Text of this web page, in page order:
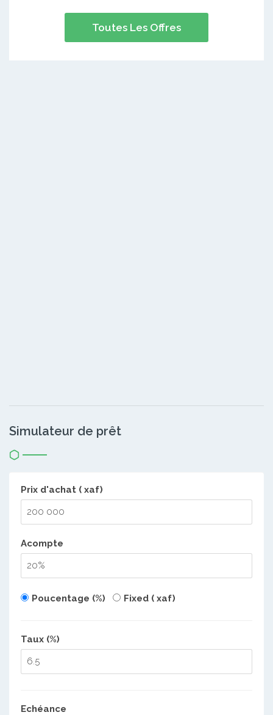
Toutes Les Offres
Simulateur de prêt
Prix d'achat ( xaf)
Acompte
Poucentage (%) Fixed ( xaf)
Taux (%)
Echéance